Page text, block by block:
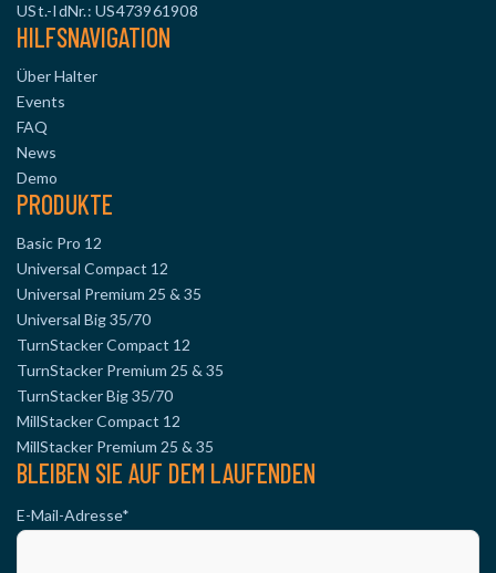
USt.-IdNr.: US473961908
HILFSNAVIGATION
Über Halter
Events
FAQ
News
Demo
PRODUKTE
Basic Pro 12
Universal Compact 12
Universal Premium 25 & 35
Universal Big 35/70
TurnStacker Compact 12
TurnStacker Premium 25 & 35
TurnStacker Big 35/70
MillStacker Compact 12
MillStacker Premium 25 & 35
BLEIBEN SIE AUF DEM LAUFENDEN
E-Mail-Adresse*